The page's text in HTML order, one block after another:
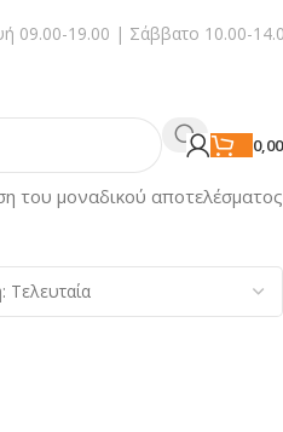
09.00-19.00 | Σάββατο 10.00-
του μοναδικού αποτελέσματος